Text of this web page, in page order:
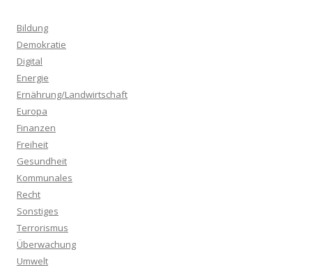
n
a
c
h
:
Bildung
Demokratie
Digital
Energie
Ernährung/Landwirtschaft
Europa
Finanzen
Freiheit
Gesundheit
Kommunales
Recht
Sonstiges
Terrorismus
Überwachung
Umwelt